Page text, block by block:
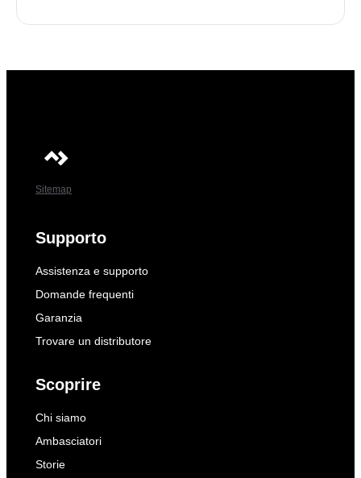
Sitemap
Supporto
Assistenza e supporto
Domande frequenti
Garanzia
Trovare un distributore
Scoprire
Chi siamo
Ambasciatori
Storie